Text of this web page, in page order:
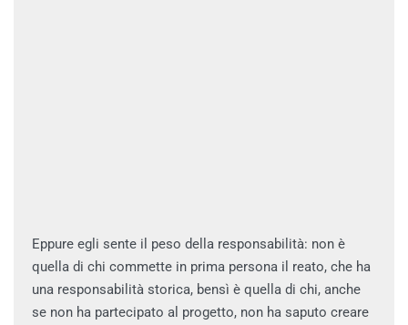
Eppure egli sente il peso della responsabilità: non è
quella di chi commette in prima persona il reato, che ha
una responsabilità storica, bensì è quella di chi, anche
se non ha partecipato al progetto, non ha saputo creare